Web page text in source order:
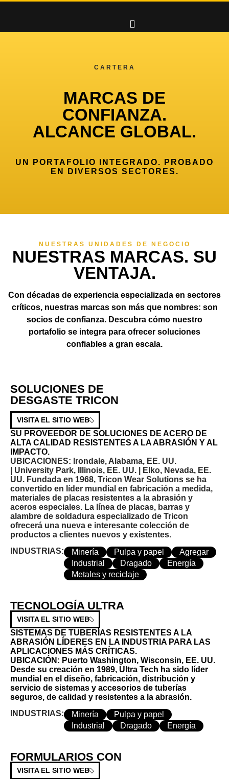
CARTERA
MARCAS DE
CONFIANZA.
ALCANCE GLOBAL.
UN PORTAFOLIO INTEGRADO. PROBADO
EN DIVERSOS SECTORES.
NUESTRAS UNIDADES DE NEGOCIO
NUESTRAS MARCAS. SU
VENTAJA.
Con décadas de experiencia especializada en sectores
críticos, nuestras marcas son más que nombres: son
socios de confianza. Descubra cómo nuestro
portafolio se integra para ofrecer soluciones
confiables a gran escala.
SOLUCIONES DE
DESGASTE TRICON
VISITA EL SITIO WEB
SU PROVEEDOR DE SOLUCIONES DE ACERO DE
ALTA CALIDAD RESISTENTES A LA ABRASIÓN Y AL
IMPACTO.
UBICACIONES: Irondale, Alabama, EE. UU.
University Park, Illinois, EE. UU. |
Elko, Nevada, EE.
UU. Fundada en 1968, Tricon Wear Solutions se ha
convertido en líder mundial en fabricación a medida,
materiales de placas resistentes a la abrasión y
aceros especiales. La línea de placas, barras y
alambre de soldadura especializado de Tricon
ofrecerá una nueva e interesante colección de
productos a clientes nuevos y existentes.
INDUSTRIAS:
Minería Pulpa y papel
Agregar
Industrial
Dragado
Energía
Metales y reciclaje
TECNOLOGÍA ULTRA
VISITA EL SITIO WEB
SISTEMAS DE TUBERÍAS RESISTENTES A LA
ABRASIÓN LÍDERES EN LA INDUSTRIA PARA LAS
APLICACIONES MÁS CRÍTICAS.
UBICACIÓN: Puerto Washington, Wisconsin, EE. UU.
Desde su creación en 1989, Ultra Tech ha sido líder
mundial en el diseño, fabricación, distribución y
servicio de sistemas y accesorios de tuberías
seguros, de calidad y resistentes a la abrasión.
INDUSTRIAS:
Minería
Pulpa y papel
Industrial
Dragado Energía
FORMULARIOS CON
VISITA EL SITIO WEB